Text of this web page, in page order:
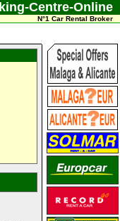
Centre-Online
N°1 Car Rental Broker